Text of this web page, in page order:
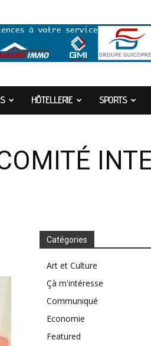
HÔTELLERIE SPORTS
Catégories
Art et Culture
Çà m'intéresse
Communiqué
Economie
Featured